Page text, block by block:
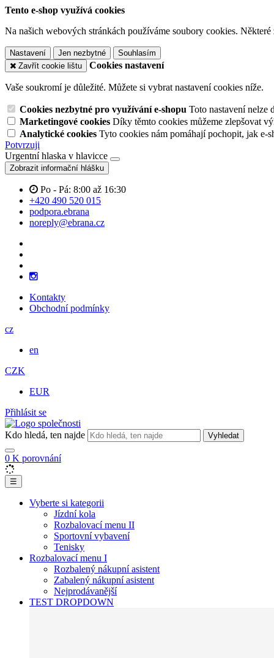
Tento e-shop využívá cookies
Na našich webových stránkách používáme soubory cookies.
Nastavení Jen nezbytné
Souhlasím
Zavřít cookie lištu
Cookies nastavení
Vaše soukromí je důležité. Můžete si vybrat nastavení cookies níže.
Cookies nezbytné pro využívání e-shopu Toto nastavení nelze
Marketingové cookies Díky těmto cookies můžeme zlepšovat
Analytické cookies Tyto cookies nám pomáhají pochopit, jak e-
Potvrzuji
Urgentní hlaska v hlavicce
Zobrazit informační hlášku
Po - Pá: 8:00 až 16:30
+420 490 520 015
podpora.ebrana
noreply@ebrana.cz
Kontakty
Obchodní podmínky
cz
en
CZK
EUR
Přihlásit se
Kdo hledá, ten najde Vyhledat
0 K porovnání
☰
Vyberte si kategorii
Jízdní kola
Rozbalovací menu II
Sportovní vybavení
Tenisky
Rozbalovací menu I
Rozbalený nákupní asistent
Zabalený nákupní asistent
Nejprodávanější
TEST DROPDOWN